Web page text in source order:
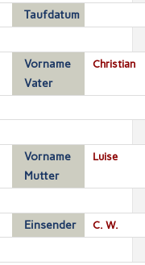
Taufdatum
Vorname
Vater
Christian
Vorname
Mutter
Luise
Einsender C. W.